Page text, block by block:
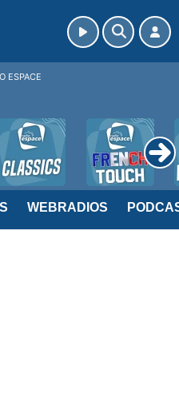
WEBRADIOS
ESPACE